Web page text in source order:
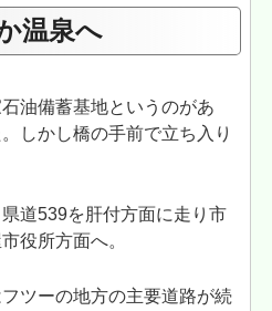
温泉へ
油備蓄基地というのがあ
しかし橋の手前で立ち入り
道539を肝付方面に走り市
役所方面へ。
ツーの地方の主要道路が続